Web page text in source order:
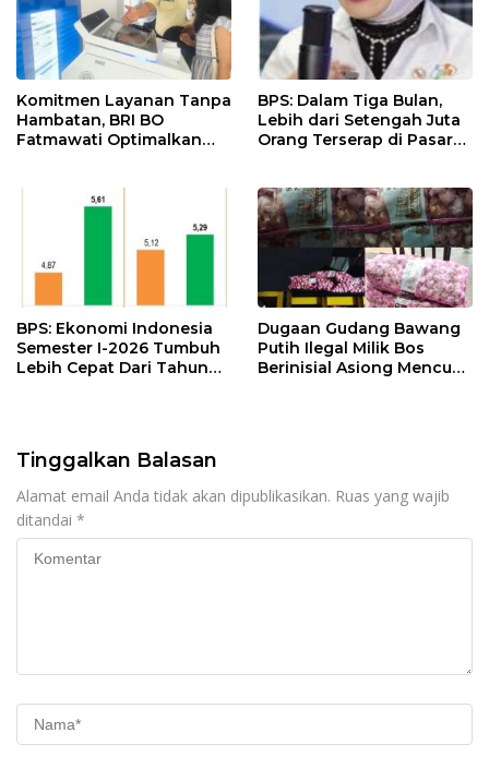
Komitmen Layanan Tanpa
Hambatan, BRI BO
Fatmawati Optimalkan
BPS: Dalam Tiga Bulan,
Lebih dari Setengah Juta
Orang Terserap di Pasar
BPS: Ekonomi Indonesia
Semester I-2026 Tumbuh
Lebih Cepat Dari Tahun
Dugaan Gudang Bawang
Putih Ilegal Milik Bos
Berinisial Asiong Mencuat,
Tinggalkan Balasan
Alamat email Anda tidak akan dipublikasikan. Ruas yang wajib
ditandai *